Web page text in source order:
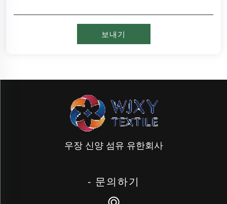
우장 신양 섬유 유한회사
- 문의하기